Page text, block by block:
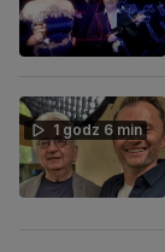
1 godz 6 min